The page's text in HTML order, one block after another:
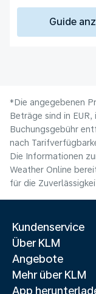
Guide
*Die angegebenen
Beträge sind in
Buchungsgebühr
nach
Die Informationen
Weather Online
für die
Kundenservice
Über KLM
Angebote
Mehr über KLM
App